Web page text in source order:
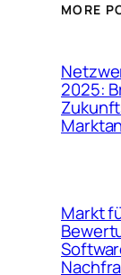
MORE
2025:
Markt